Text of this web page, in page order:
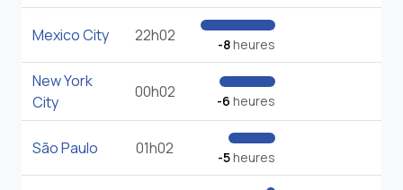
Mexico City 22h02 -8heures
New York
City
00h02 -6 heures
São Paulo 01h02 -5heures